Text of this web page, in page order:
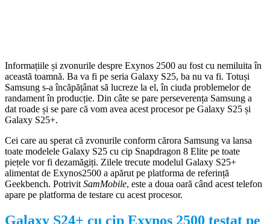
Informațiile și zvonurile despre Exynos 2500 au fost cu nemiluita în
această toamnă. Ba va fi pe seria Galaxy S25, ba nu va fi. Totuși
Samsung s-a încăpățânat să lucreze la el, în ciuda problemelor de
randament în producție. Din câte se pare perseverența Samsung a
dat roade și se pare că vom avea acest procesor pe Galaxy S25 și
Galaxy S25+.
Cei care au sperat că zvonurile conform cărora Samsung va lansa
toate modelele Galaxy S25 cu cip Snapdragon 8 Elite pe toate
piețele vor fi dezamăgiți. Zilele trecute modelul Galaxy S25+
alimentat de Exynos2500 a apărut pe platforma de referință
Geekbench. Potrivit SamMobile, este a doua oară când acest telefon
apare pe platforma de testare cu acest procesor.
Galaxy S24+ cu cip Exynos 2500 testat pe